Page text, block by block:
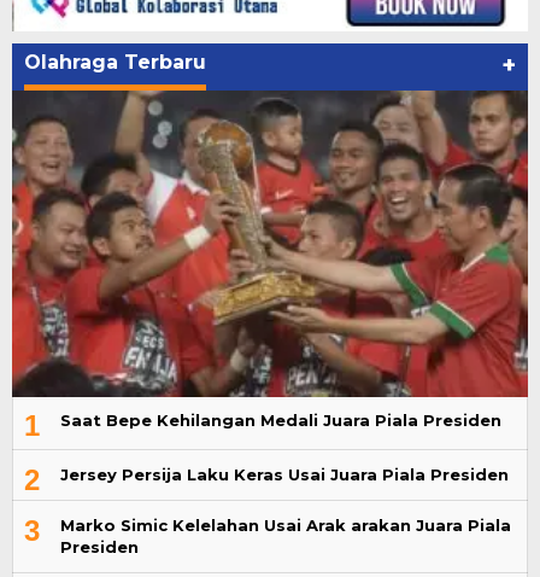
Olahraga Terbaru +
1 Saat Bepe Kehilangan Medali Juara Piala Presiden
2 Jersey Persija Laku Keras Usai Juara Piala Presiden
3
Marko Simic Kelelahan Usai Arak arakan Juara Piala
Presiden